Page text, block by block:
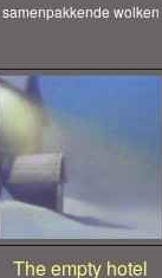
samenpakkende wolken
The empty hotel